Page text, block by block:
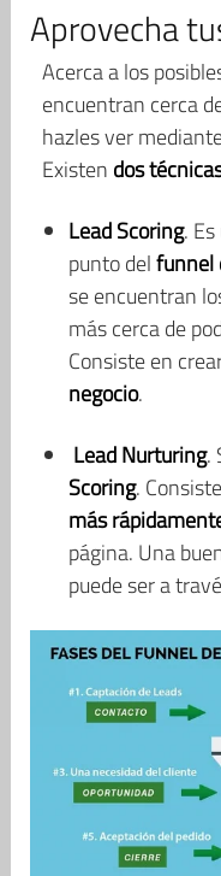
Aprovecha
Acerca a los
encuentran cerca
hazles ver
Existen dos
Lead Scoring.
punto delfunnel
se encuentran
más cerca de
Consiste en
negocio.
Lead Nurturing.
Scoring.
más
página. Una
puede ser a